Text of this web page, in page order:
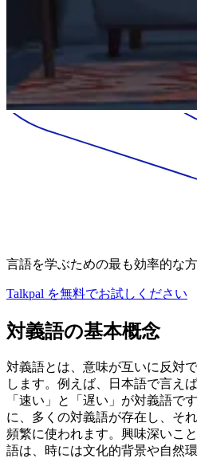
言語を学ぶための最も効率的な
Talkpal を無料でお試しください
対義語の基本概念
対義語とは、意味が互いに反対
します。例えば、日本語で言え
「速い」と「遅い」が対義語で
に、多くの対義語が存在し、そ
頻繁に使われます。興味深いこ
語は、時には文化的背景や自然